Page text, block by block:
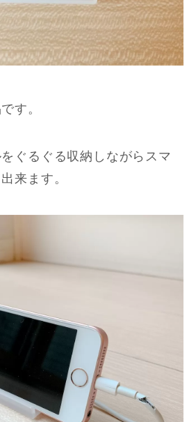
す。
ぐるぐる収納しながらスマ
来ます。